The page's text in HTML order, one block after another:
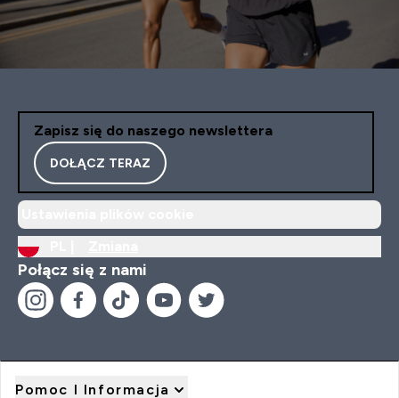
Zapisz się do naszego newslettera
DOŁĄCZ TERAZ
Połącz się z nami
Pomoc I Informacja